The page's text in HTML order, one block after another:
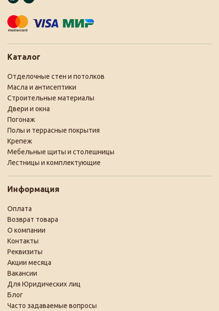
Каталог
Отделочные стен и потолков
Масла и антисептики
Строительные материалы
Двери и окна
Погонаж
Полы и террасные покрытия
Крепеж
Мебельные щиты и столешницы
Лестницы и комплектующие
Информация
Оплата
Возврат товара
О компании
Контакты
Реквизиты
Акции месяца
Вакансии
Для Юридических лиц
Блог
Часто задаваемые вопросы